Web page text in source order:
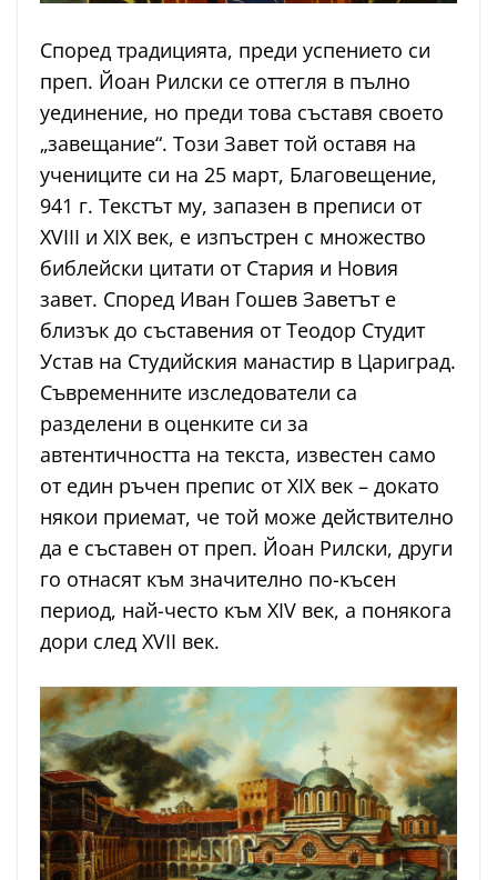
Според традицията, преди успението си
преп. Йоан Рилски се оттегля в пълно
уединение, но преди това съставя своето
„завещание“. Този Завет той оставя на
учениците си на 25 март, Благовещение,
941 г. Текстът му, запазен в преписи от
XVIII и XIX век, е изпъстрен с множество
библейски цитати от Стария и Новия
завет. Според Иван Гошев Заветът е
близък до съставения от Теодор Студит
Устав на Студийския манастир в Цариград.
Съвременните изследователи са
разделени в оценките си за
автентичността на текста, известен само
от един ръчен препис от XIX век – докато
някои приемат, че той може действително
да е съставен от преп. Йоан Рилски, други
го отнасят към значително по-късен
период, най-често към XIV век, а понякога
дори след XVII век.